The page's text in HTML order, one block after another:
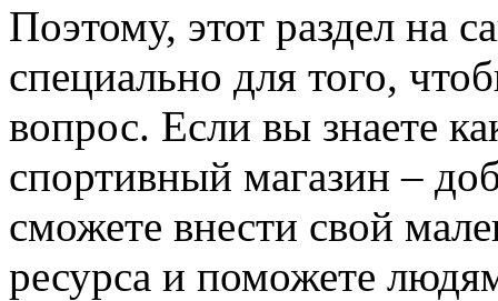
Поэтому, этот раздел на
специально для того,
вопрос. Если вы знаете
спортивный магазин –
сможете внести свой
ресурса и поможете